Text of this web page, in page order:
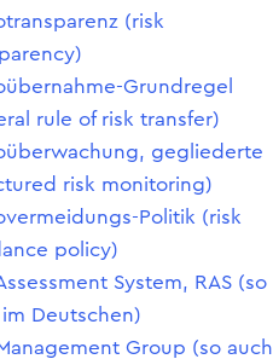
(risk
Grundregel
rule of risk transfer)
gegliederte
risk monitoring)
Politik (risk
policy)
System, RAS (so
Deutschen)
Group (so auch